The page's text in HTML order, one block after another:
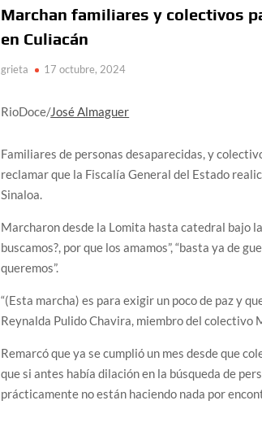
Marchan familiares y colectivos
en Culiacán
grieta 17 octubre, 2024
RioDoce/José Almaguer
Familiares de personas desaparecidas, y
reclamar que la Fiscalía General del Estado
Sinaloa.
Marcharon desde la Lomita hasta catedral bajo
buscamos?, por que los amamos”, “basta ya de
queremos”.
“(Esta marcha) es para exigir un poco de paz y
Reynalda Pulido Chavira, miembro del colectivo
Remarcó que ya se cumplió un mes desde que
que si antes había dilación en la búsqueda de
prácticamente no están haciendo nada por